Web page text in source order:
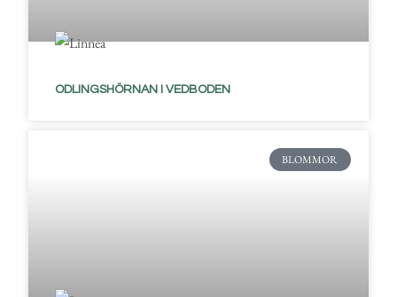
ODLINGSHÖRNAN I VEDBODEN
BLOMMOR